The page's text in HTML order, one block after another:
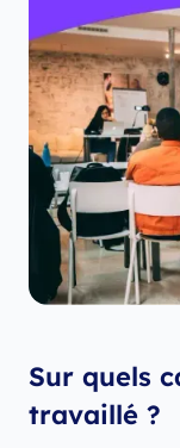
Sur quels
travaillé ?